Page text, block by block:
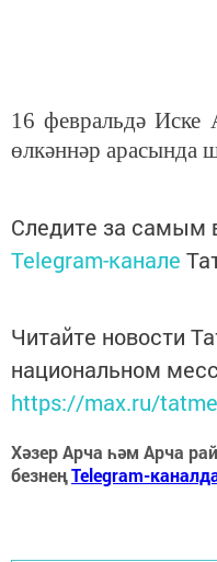
16 февральдә
өлкәннәр арасында
Следите за самым
Telegram-канале
Читайте новости
национальном
https://max.ru/
Хәзер Арча һәм Арча
безнеңTelegram-